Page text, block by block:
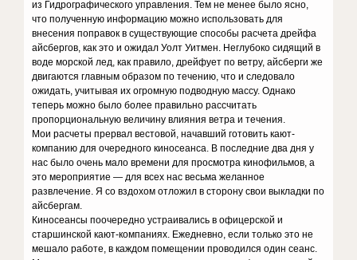
из Гидрографического управления. Тем не менее было ясно,
что полученную информацию можно использовать для
внесения поправок в существующие способы расчета дрейфа
айсбергов, как это и ожидал Уолт Уитмен. Неглубоко сидящий в
воде морской лед, как правило, дрейфует по ветру, айсберги же
двигаются главным образом по течению, что и следовало
ожидать, учитывая их огромную подводную массу. Однако
теперь можно было более правильно рассчитать
пропорциональную величину влияния ветра и течения.
Мои расчеты прервал вестовой, начавший готовить кают-
компанию для очередного киносеанса. В последние два дня у
нас было очень мало времени для просмотра кинофильмов, а
это мероприятие — для всех нас весьма желанное
развлечение. Я со вздохом отложил в сторону свои выкладки по
айсбергам.
Киносеансы поочередно устраивались в офицерской и
старшинской кают-компаниях. Ежедневно, если только это не
мешало работе, в каждом помещении проводился один сеанс.